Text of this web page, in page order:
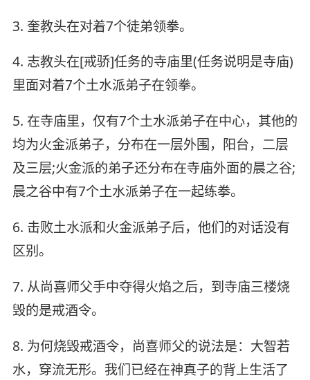
3. 奎教头在对着7个徒弟领拳。
4. 志教头在[戒骄]任务的寺庙里(任务说明是寺庙)
里面对着7个土水派弟子在领拳。
5. 在寺庙里，仅有7个土水派弟子在中心，其他的
均为火金派弟子，分布在一层外围，阳台，二层
及三层;火金派的弟子还分布在寺庙外面的晨之谷;
晨之谷中有7个土水派弟子在一起练拳。
6. 击败土水派和火金派弟子后，他们的对话没有
区别。
7. 从尚喜师父手中夺得火焰之后，到寺庙三楼烧
毁的是戒酒令。
8. 为何烧毁戒酒令，尚喜师父的说法是：大智若
水，穿流无形。我们已经在神真子的背上生活了